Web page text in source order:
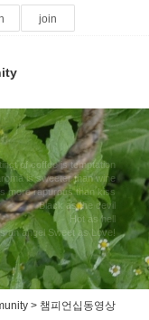
join
of coffee is temptation
is sweeter than wine
more rapurous than kiss
Black as the devil
Hot as hell
an angel Sweet as Love!
> 챔피언십동영상